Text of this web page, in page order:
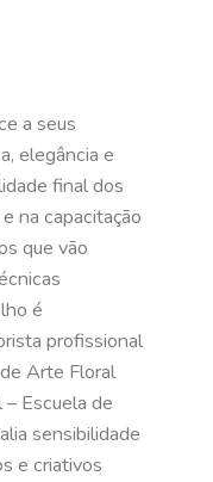
a seus
elegância e
final dos
na capacitação
que vão
é
profissional
Arte Floral
Escuela de
sensibilidade
e criativos